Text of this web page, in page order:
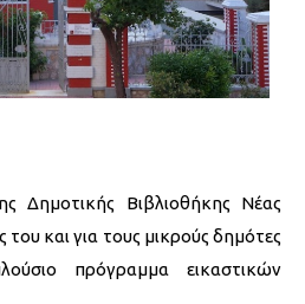
Δημοτικής Βιβλιοθήκης Νέας
του και για τους μικρούς δημότες
πρόγραμμα εικαστικών